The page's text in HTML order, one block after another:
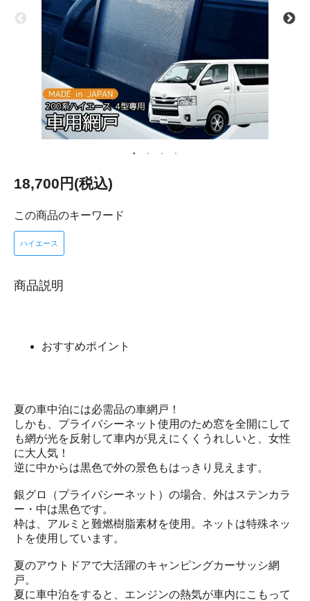
18,700円(税込)
この商品のキーワード
ハイエース
商品説明
おすすめポイント
夏の車中泊には必需品の車網戸！
しかも、プライバシーネット使用のため窓を全開にして
も網が光を反射して車内が見えにくくうれしいと、女性
に大人気！
逆に中からは黒色で外の景色もはっきり見えます。
銀グロ（プライバシーネット）の場合、外はステンカラ
ー・中は黒色です。
枠は、アルミと難燃樹脂素材を使用。ネットは特殊ネッ
トを使用しています。
夏のアウトドアで大活躍のキャンピングカーサッシ網
戸。
夏に車中泊をすると、エンジンの熱気が車内にこもって